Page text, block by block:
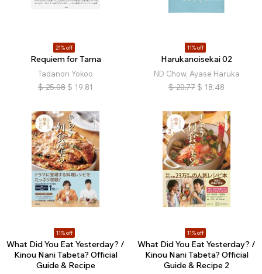
21% off
Requiem for Tama
Tadanori Yokoo
$ 25.08 $ 19.81
11% off
Harukanoisekai 02
ND Chow, Ayase Haruka
$ 20.77 $ 18.48
11% off
What Did You Eat Yesterday? /
Kinou Nani Tabeta? Official
Guide & Recipe
11% off
What Did You Eat Yesterday? /
Kinou Nani Tabeta? Official
Guide & Recipe 2